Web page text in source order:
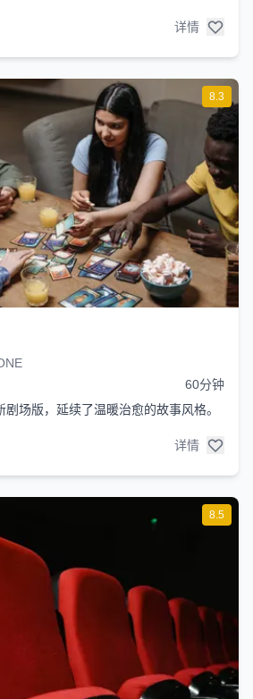
详情
8.3
60分钟
场版，延续了温暖治愈的故事风格。
详情
8.5